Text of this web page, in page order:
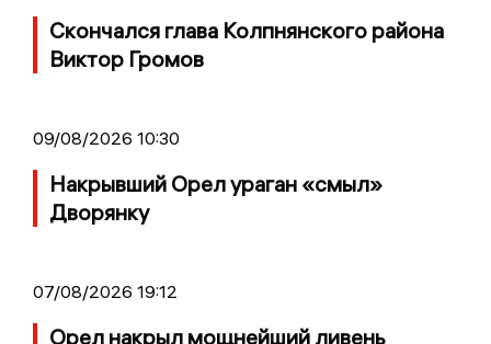
Скончался глава Колпнянского района
Виктор Громов
09/08/2026 10:30
Накрывший Орел ураган «смыл»
Дворянку
07/08/2026 19:12
Орел накрыл мощнейший ливень